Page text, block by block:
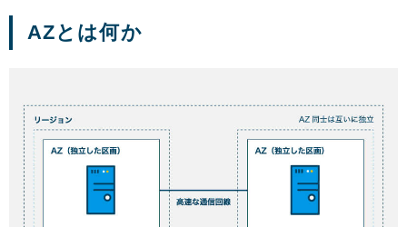
AZとは何か